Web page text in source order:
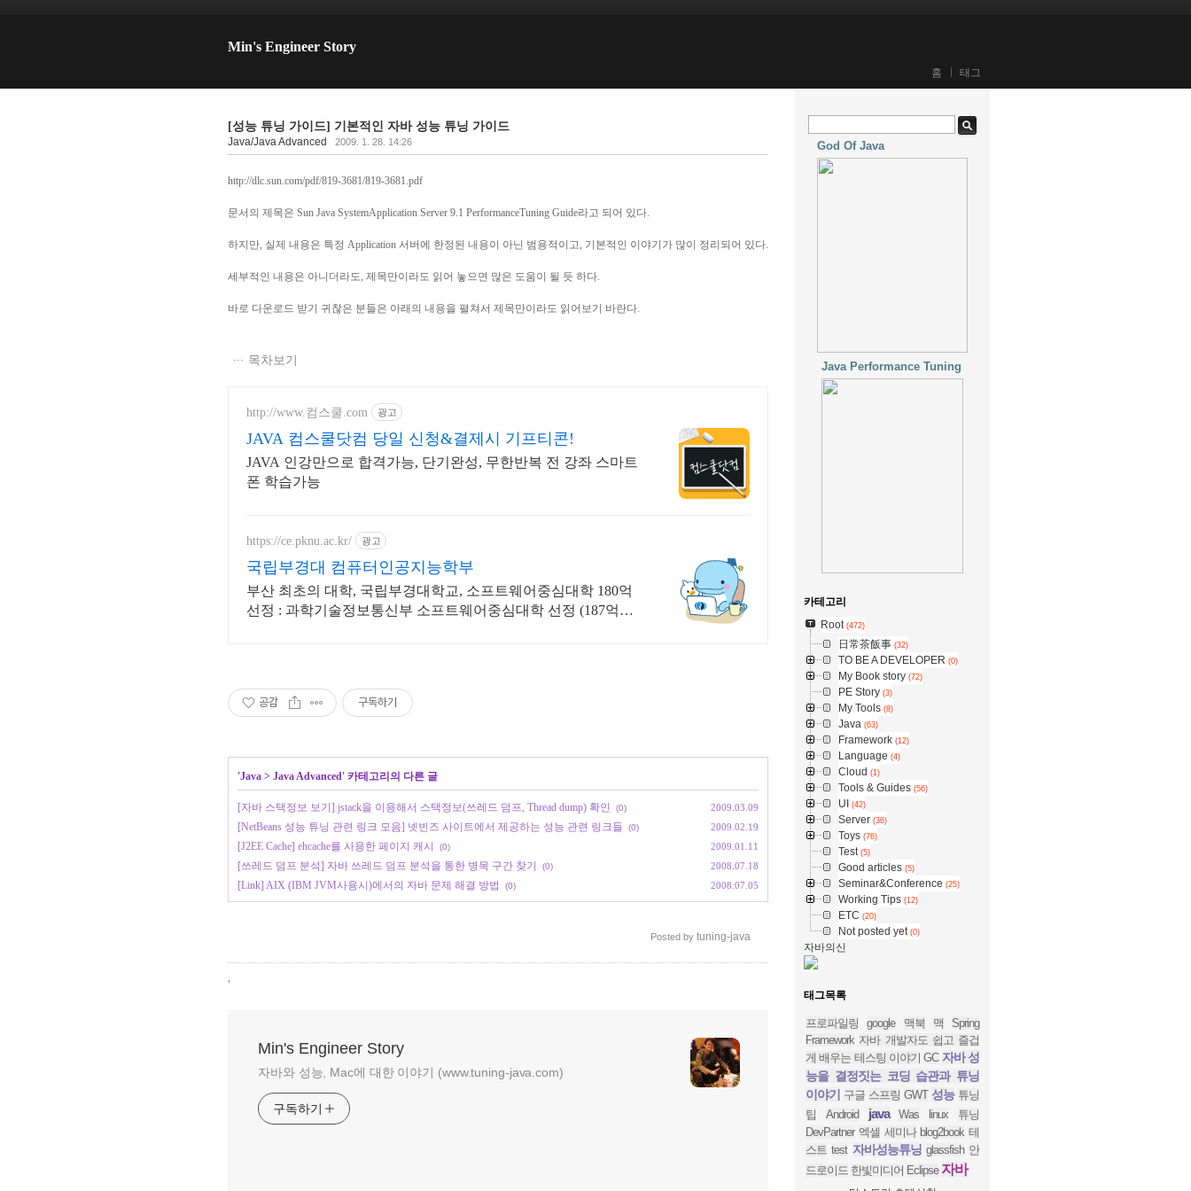
Min's Engineer Story
홈 태그
[성능 튜닝 가이드] 기본적인 자바 성능 튜닝 가이드
Java/Java Advanced 2009. 1. 28. 14:26
http://dlc.sun.com/pdf/819-3681/819-3681.pdf
문서의 제목은 Sun Java SystemApplication Server 9.1 PerformanceTuning Guide라고 되어 있다.
하지만, 실제 내용은 특정 Application 서버에 한정된 내용이 아닌 범용적이고, 기본적인 이야기가 많이 정리되어 있다.
세부적인 내용은 아니더라도, 제목만이라도 읽어 놓으면 많은 도움이 될 듯 하다.
바로 다운로드 받기 귀찮은 분들은 아래의 내용을 펼쳐서 제목만이라도 읽어보기 바란다.
목차보기
http://www.컴스쿨.com 광고
JAVA 컴스쿨닷컴 당일 신청&결제시 기프티콘!
JAVA 인강만으로 합격가능, 단기완성, 무한반복 전 강좌 스마트
폰 학습가능
https://ce.pknu.ac.kr/ 광고
국립부경대 컴퓨터인공지능학부
부산 최초의 대학, 국립부경대학교, 소프트웨어중심대학 180억
선정 : 과학기술정보통신부 소프트웨어중심대학 선정 (187억원
공감 구독하기
'Java > Java Advanced' 카테고리의 다른 글
[자바 스택정보 보기] jstack을 이용해서 스택정보(쓰레드 덤프, Thread dump) 확인 (0) 2009.03.09
[NetBeans 성능 튜닝 관련 링크 모음] 넷빈즈 사이트에서 제공하는 성능 관련 링크들 (0) 2009.02.19
[J2EE Cache] ehcache를 사용한 페이지 캐시 (0) 2009.01.11
[쓰레드 덤프 분석] 자바 쓰레드 덤프 분석을 통한 병목 구간 찾기 (0) 2008.07.18
[Link] AIX (IBM JVM사용시)에서의 자바 문제 해결 방법 (0) 2008.07.05
Posted by tuning-java
,
Min's Engineer Story
자바와 성능, Mac에 대한 이야기 (www.tuning-java.com)
구독하기
God Of Java
Java Performance Tuning
카테고리
Root (472)
日常茶飯事 (32)
TO BE A DEVELOPER (0)
My Book story (72)
PE Story (3)
My Tools (8)
Java (63)
Framework (12)
Language (4)
Cloud (1)
Tools & Guides (56)
UI (42)
Server (36)
Toys (76)
Test (5)
Good articles (5)
Seminar&Conference (25)
Working Tips (12)
ETC (20)
Not posted yet (0)
자바의신
태그목록
프로파일링 google 맥북 맥
Spring
Framework 자바 개발자도 쉽고 즐겁
게 배우는 테스팅 이야기 GC 자바 성
능을 결정짓는 코딩 습관과 튜닝
이야기 구글 스프링 GWT 성능 튜닝
팁
Android java Was linux
튜닝
DevPartner 엑셀 세미나 blog2book 테
스트 test 자바성능튜닝 glassfish 안
드로이드 한빛미디어 Eclipse 자바